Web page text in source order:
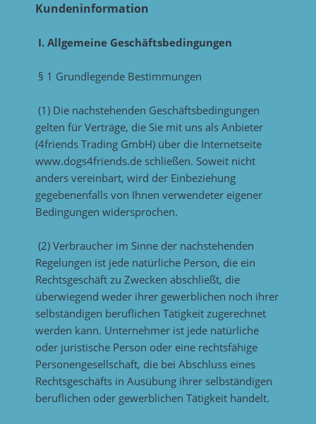
Kundeninformation
I. Allgemeine Geschäftsbedingungen
§ 1 Grundlegende Bestimmungen
(1) Die nachstehenden Geschäftsbedingungen
gelten für Verträge, die Sie mit uns als Anbieter
(4friends Trading GmbH) über die Internetseite
www.dogs4friends.de schließen. Soweit nicht
anders vereinbart, wird der Einbeziehung
gegebenenfalls von Ihnen verwendeter eigener
Bedingungen widersprochen.
(2) Verbraucher im Sinne der nachstehenden
Regelungen ist jede natürliche Person, die ein
Rechtsgeschäft zu Zwecken abschließt, die
überwiegend weder ihrer gewerblichen noch ihrer
selbständigen beruflichen Tätigkeit zugerechnet
werden kann. Unternehmer ist jede natürliche
oder juristische Person oder eine rechtsfähige
Personengesellschaft, die bei Abschluss eines
Rechtsgeschäfts in Ausübung ihrer selbständigen
beruflichen oder gewerblichen Tätigkeit handelt.